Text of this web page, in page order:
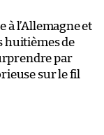
à l’Allemagne et
huitièmes de
par
sur le fil